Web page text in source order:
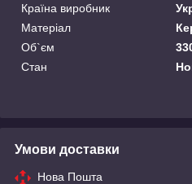
Країна виробник
Матеріал
Об`єм
Стан
Умови доставки
Нова Пошта